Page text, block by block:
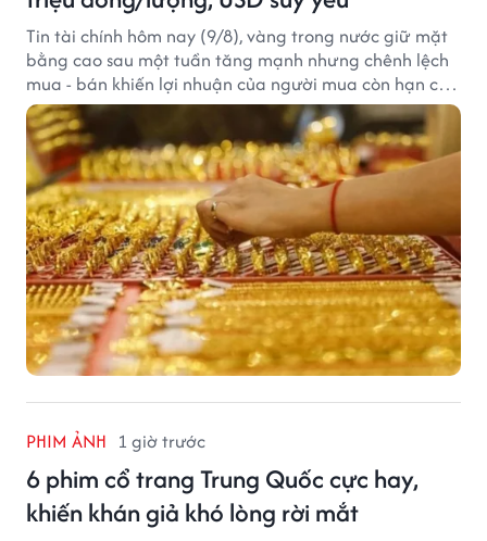
Tin tài chính hôm nay (9/8), vàng trong nước giữ mặt
bằng cao sau một tuần tăng mạnh nhưng chênh lệch
mua - bán khiến lợi nhuận của người mua còn hạn chế,
trong khi USD chịu sức ép sau dữ liệu việc làm Mỹ gây
thất vọng.
PHIM ẢNH 1 giờ trước
6 phim cổ trang Trung Quốc cực hay,
khiến khán giả khó lòng rời mắt